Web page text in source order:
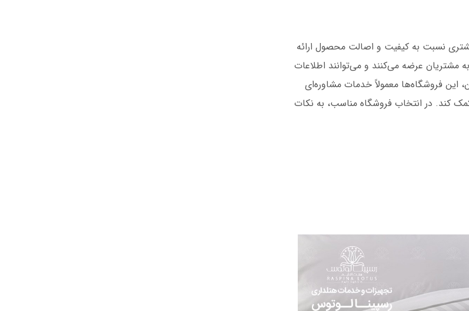
نسبت به کیفیت و اصالت محصول ارائه
مشتریان عرضه می‌کنند و می‌توانند اطلاعات
فروشگاه‌ها معمولاً خدمات مشاوره‌ای
کمک کند. در انتخاب فروشگاه مناسب، به نکات